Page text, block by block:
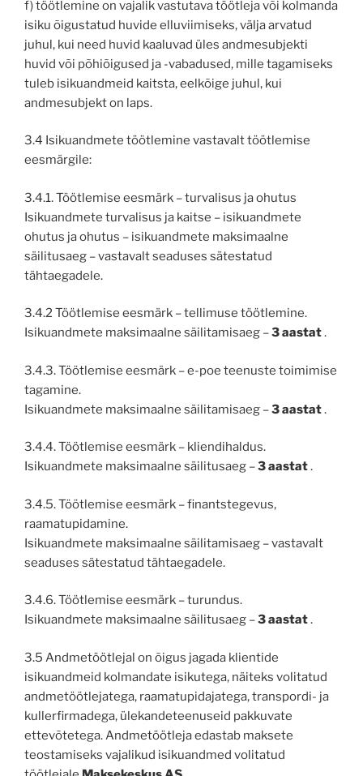
f) töötlemine on vajalik vastutava töötleja või kolmanda
isiku õigustatud huvide elluviimiseks, välja arvatud
juhul, kui need huvid kaaluvad üles andmesubjekti
huvid või põhiõigused ja -vabadused, mille tagamiseks
tuleb isikuandmeid kaitsta, eelkõige juhul, kui
andmesubjekt on laps.
3.4 Isikuandmete töötlemine vastavalt töötlemise
eesmärgile:
3.4.1. Töötlemise eesmärk – turvalisus ja ohutus
Isikuandmete turvalisus ja kaitse – isikuandmete
ohutus ja ohutus – isikuandmete maksimaalne
säilitusaeg – vastavalt seaduses sätestatud
tähtaegadele.
3.4.2 Töötlemise eesmärk – tellimuse töötlemine.
Isikuandmete maksimaalne säilitamisaeg –3 aastat.
3.4.3. Töötlemise eesmärk – e-poe teenuste toimimise
tagamine.
Isikuandmete maksimaalne säilitamisaeg –3 aastat.
3.4.4. Töötlemise eesmärk – kliendihaldus.
Isikuandmete maksimaalne säilitusaeg –3 aastat.
3.4.5. Töötlemise eesmärk – finantstegevus,
raamatupidamine.
Isikuandmete maksimaalne säilitamisaeg – vastavalt
seaduses sätestatud tähtaegadele.
3.4.6. Töötlemise eesmärk – turundus.
Isikuandmete maksimaalne säilitusaeg –3 aastat.
3.5 Andmetöötlejal on õigus jagada klientide
isikuandmeid kolmandate isikutega, näiteks volitatud
andmetöötlejatega, raamatupidajatega, transpordi- ja
kullerfirmadega, ülekandeteenuseid pakkuvate
ettevõtetega. Andmetöötleja edastab maksete
teostamiseks vajalikud isikuandmed volitatud